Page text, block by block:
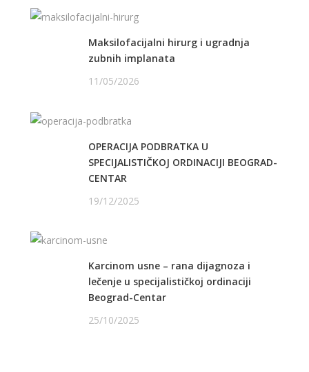
Maksilofacijalni hirurg i ugradnja
zubnih implanata
11/05/2026
OPERACIJA PODBRATKA U
SPECIJALISTIČKOJ ORDINACIJI BEOGRAD-
CENTAR
19/12/2025
Karcinom usne – rana dijagnoza i
lečenje u specijalističkoj ordinaciji
Beograd-Centar
25/10/2025